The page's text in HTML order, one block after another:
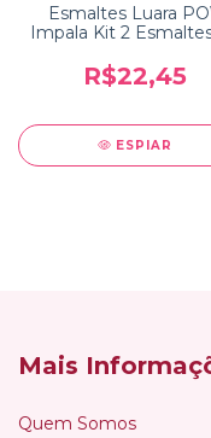
Esmaltes Luara
Impala Kit 2
R$22,45
ESPIAR
Mais
Quem Somos